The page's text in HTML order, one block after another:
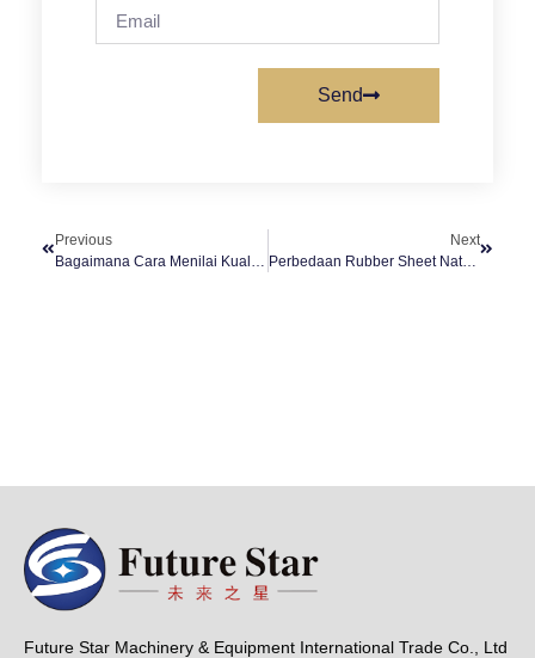
Send
Previous
Bagaimana Cara Menilai Kualitas V-Belt? Panduan Memilih V-Belt Berkualitas
Next
Perbedaan Rubber Sheet Natural (NR) Dan Rubber Sheet Tahan Oli (NBR)
Future Star Machinery & Equipment International Trade Co., Ltd